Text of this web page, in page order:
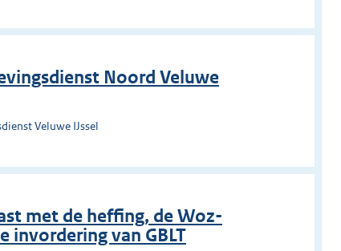
Noord Veluwe
Veluwe IJssel
met de heffing, de Woz-
invordering van GBLT